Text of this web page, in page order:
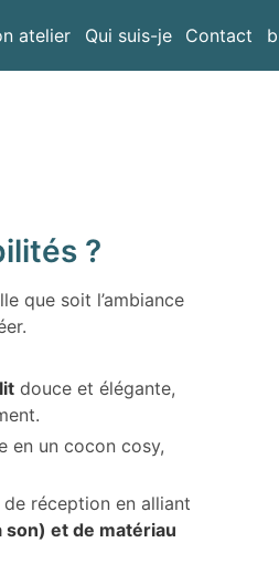
atelier Qui suis-je Contact
?
que soit l’ambiance
douce et élégante,
en un cocon cosy,
réception en alliant
et de matériau